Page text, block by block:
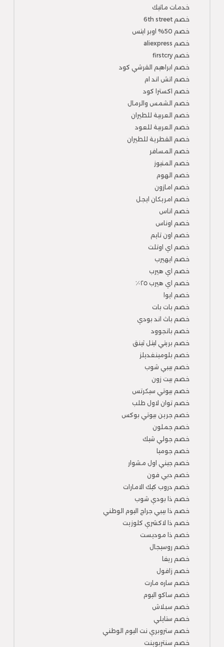
خدمات ماتيك
خصم 6th street
خصم 50% اوبر ايتس
خصم aliexpress
خصم firstcry
خصم ابراهيم القرشي كود
خصم اتش اند ام
خصم اكسترا كود
خصم الشمس والرمال
خصم العربية للطيران
خصم العربية للعود
خصم القطرية للطيران
خصم المسافر
خصم المنيوز
خصم الهوم
خصم امازون
خصم امريكان ايجل
خصم اناس
خصم اوناس
خصم اون تايم
خصم اي اوتلت
خصم ايهيرب
خصم اي هيرب
خصم اي هيرب ٢٥٪
خصم ايوا
خصم بات بات
خصم باث اند بودي
خصم بانجوود
خصم بريتي ليتل ثينق
خصم بلومينغديلز
خصم بيبي شوب
خصم بيت زون
خصم بيوتي سيكرتس
خصم توان لاول طلب
خصم جرين بيوتي بوكس
خصم جملون
خصم جولي شيك
خصم جوميا
خصم جيني اول مشوار
خصم دبي فون
خصم دروب كيك الامارات
خصم ذا بودي شوب
خصم ذا بيبي جراج اليوم الوطني
خصم ذا لاكشري كلوزيت
خصم ذا موديست
خصم روسيجال
خصم ريفا
خصم زافول
خصم ساره مارت
خصم ساكو اليوم
خصم سبلاش
خصم ستايلي
خصم ستروبري نت اليوم الوطني
خصم سنتربوينت